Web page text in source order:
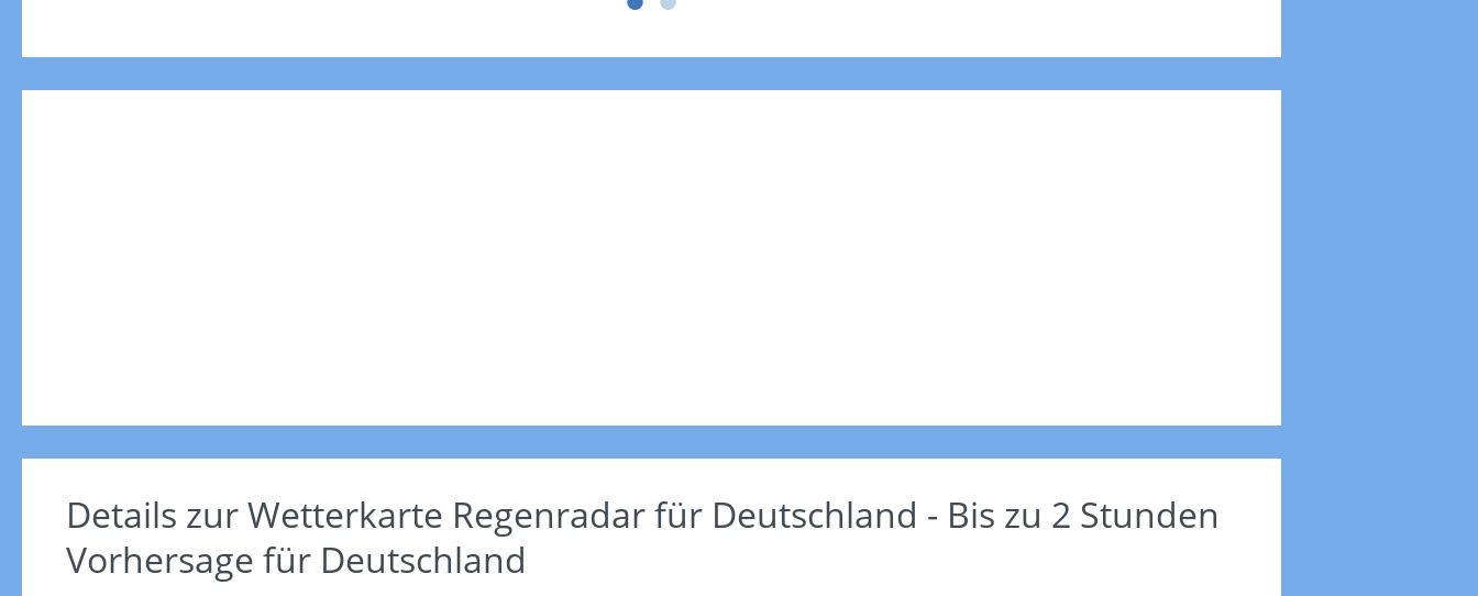
Details zur Wetterkarte Regenradar für Deutschland - Bis zu 2 Stunden
Vorhersage für Deutschland